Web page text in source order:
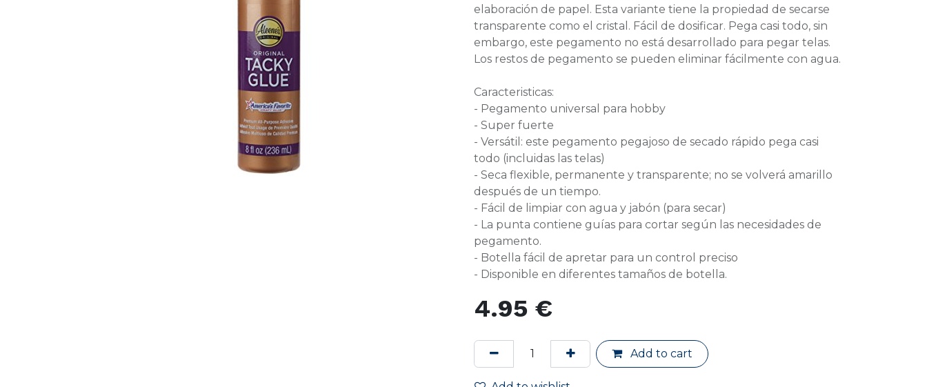
elaboración de papel. Esta variante tiene la propiedad de secarse
transparente como el cristal. Fácil de dosificar. Pega casi todo, sin
embargo, este pegamento no está desarrollado para pegar telas.
Los restos de pegamento se pueden eliminar fácilmente con agua.
Caracteristicas:
- Pegamento universal para hobby
- Super fuerte
- Versátil: este pegamento pegajoso de secado rápido pega casi
todo (incluidas las telas)
- Seca flexible, permanente y transparente; no se volverá amarillo
después de un tiempo.
- Fácil de limpiar con agua y jabón (para secar)
- La punta contiene guías para cortar según las necesidades de
pegamento.
- Botella fácil de apretar para un control preciso
- Disponible en diferentes tamaños de botella.
4.95 €
Add to cart